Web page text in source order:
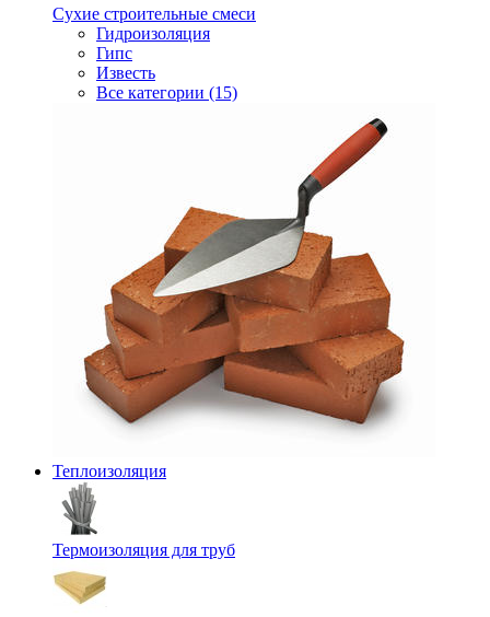
Сухие строительные смеси
Гидроизоляция
Гипс
Известь
Все категории (15)
Теплоизоляция
Термоизоляция для труб